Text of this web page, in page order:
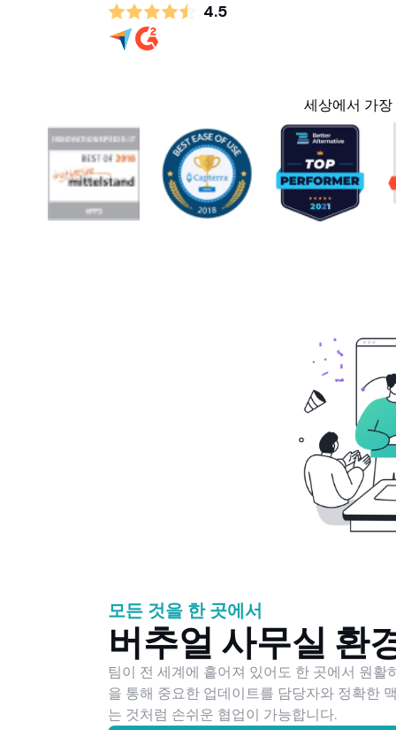
4.5
세상에서 가
모든 것을 한 곳에서
버추얼 사무실 환
팀이 전 세계에 흩어져 있어도 한 곳에서 원
을 통해 중요한 업데이트를 담당자와 정확한
는 것처럼 손쉬운 협업이 가능합니다.